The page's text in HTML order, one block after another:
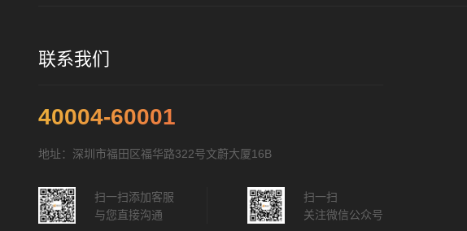
联系我们
40004-60001
地址：深圳市福田区福华路322号文蔚大厦16B
扫一扫添加客服
与您直接沟通
扫一扫
关注微信公众号